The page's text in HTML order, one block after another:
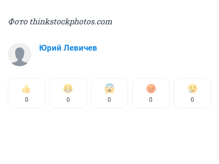
Фото thinkstockphotos.com
Юрий Левичев
0 0 0 0 0